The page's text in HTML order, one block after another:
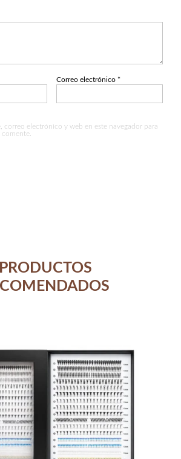
Correo electrónico *
correo electrónico y web en este navegador para
comente.
PRODUCTOS